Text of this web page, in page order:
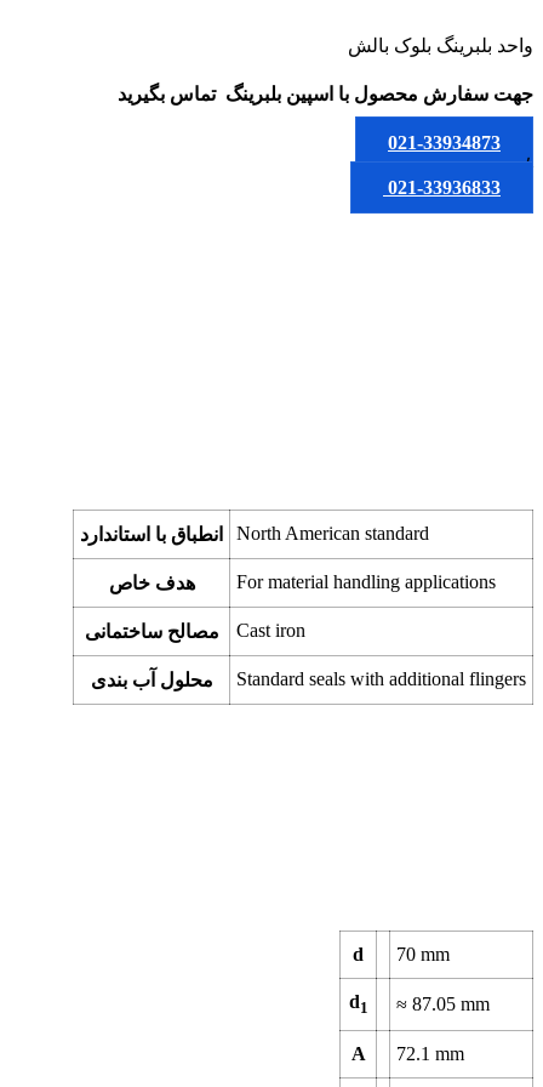
واحد بلبرینگ بلوک بالش
جهت سفارش محصول با اسپین بلبرینگ تماس بگیرید
021-33934873
یا
021-33936833
انطباق با استاندارد North American standard
هدف خاص For material handling applications
مصالح ساختمانی Cast iron
محلول آب بندی Standard seals with additional flingers
d 70 mm
d1 ≈ 87.05 mm
A 72.1 mm